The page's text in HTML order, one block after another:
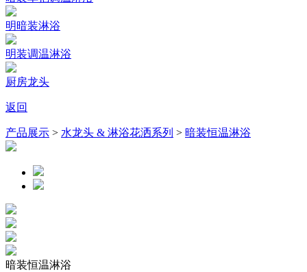
明暗装淋浴
明装调温淋浴
厨房龙头
返回
产品展示 > 水龙头 & 淋浴花洒系列 > 暗装恒温淋浴
暗装恒温淋浴